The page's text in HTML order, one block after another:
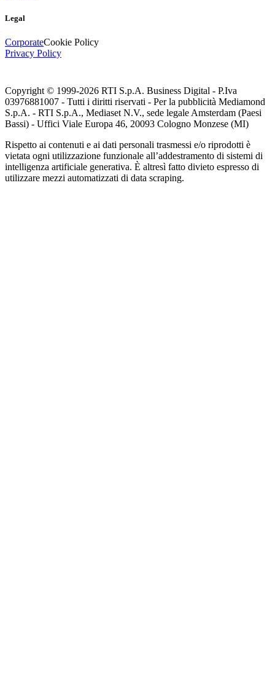
Legal
CorporateCookie Policy
Privacy Policy
Copyright © 1999-2026 RTI S.p.A. Business Digital - P.Iva
03976881007 - Tutti i diritti riservati - Per la pubblicità Mediamond
S.p.A. - RTI S.p.A., Mediaset N.V., sede legale Amsterdam (Paesi
Bassi) - Uffici Viale Europa 46, 20093 Cologno Monzese (MI)
Rispetto ai contenuti e ai dati personali trasmessi e/o riprodotti è
vietata ogni utilizzazione funzionale all’addestramento di sistemi di
intelligenza artificiale generativa. È altresì fatto divieto espresso di
utilizzare mezzi automatizzati di data scraping.